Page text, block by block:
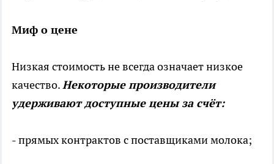
Миф о цене
Низкая стоимость не всегда означает низкое
качество.Некоторые производители
удерживают доступные цены за счёт:
- прямых контрактов с поставщиками молока;